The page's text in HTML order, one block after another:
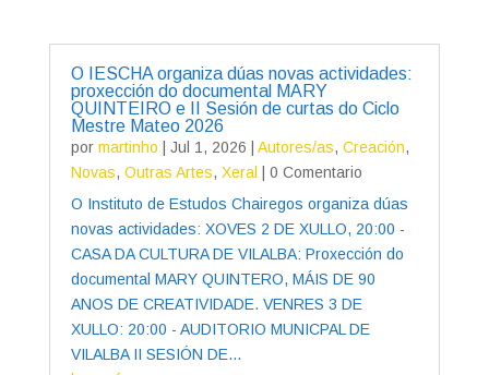
O IESCHA organiza dúas novas actividades:
proxección do documental MARY
QUINTEIRO e II Sesión de curtas do Ciclo
Mestre Mateo 2026
por martinho Jul 1, 2026 Autores/as, Creación,
Novas, Outras Artes, Xeral
| 0 Comentario
O Instituto de Estudos Chairegos organiza dúas
novas actividades: XOVES 2 DE XULLO, 20:00 -
CASA DA CULTURA DE VILALBA: Proxección do
documental MARY QUINTERO, MÁIS DE 90
ANOS DE CREATIVIDADE. VENRES 3 DE
XULLO: 20:00 - AUDITORIO MUNICPAL DE
VILALBA II SESIÓN DE...